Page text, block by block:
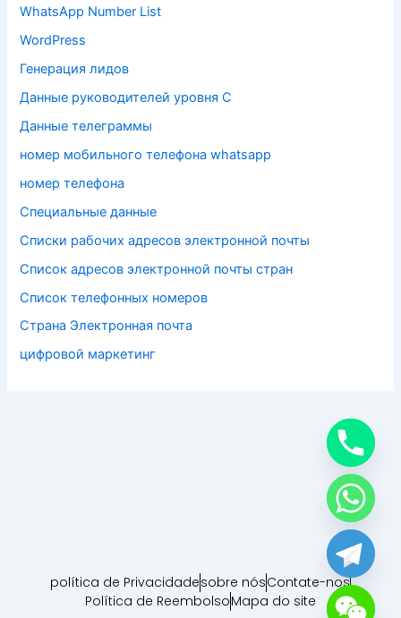
WhatsApp Number List
WordPress
Генерация лидов
Данные руководителей уровня C
Данные телеграммы
номер мобильного телефона whatsapp
номер телефона
Специальные данные
Списки рабочих адресов электронной почты
Список адресов электронной почты стран
Список телефонных номеров
Страна Электронная почта
цифровой маркетинг
política de Privacidadesobre nósContate-nos
Política de ReembolsoMapa do site